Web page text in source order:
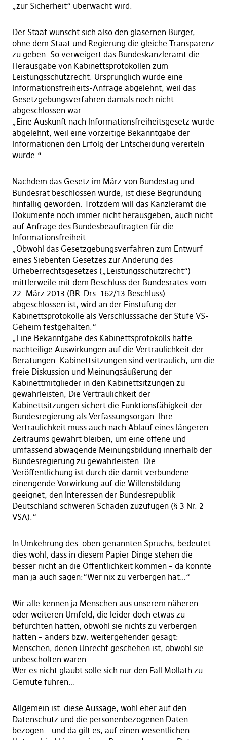
„zur Sicherheit“ überwacht wird.
Der Staat wünscht sich also den gläsernen Bürger,
ohne dem Staat und Regierung die gleiche Transparenz
zu geben. So verweigert das Bundeskanzleramt die
Herausgabe von Kabinettsprotokollen zum
Leistungsschutzrecht. Ursprünglich wurde eine
Informationsfreiheits-Anfrage abgelehnt, weil das
Gesetzgebungsverfahren damals noch nicht
abgeschlossen war.
„Eine Auskunft nach Informationsfreiheitsgesetz wurde
abgelehnt, weil eine vorzeitige Bekanntgabe der
Informationen den Erfolg der Entscheidung vereiteln
würde.“
Nachdem das Gesetz im März von Bundestag und
Bundesrat beschlossen wurde, ist diese Begründung
hinfällig geworden. Trotzdem will das Kanzleramt die
Dokumente noch immer nicht herausgeben, auch nicht
auf Anfrage des Bundesbeauftragten für die
Informationsfreiheit.
„Obwohl das Gesetzgebungsverfahren zum Entwurf
eines Siebenten Gesetzes zur Änderung des
Urheberrechtsgesetzes („Leistungsschutzrecht“)
mittlerweile mit dem Beschluss der Bundesrates vom
22. März 2013 (BR-Drs. 162/13 Beschluss)
abgeschlossen ist, wird an der Einstufung der
Kabinettsprotokolle als Verschlusssache der Stufe VS-
Geheim festgehalten.“
„Eine Bekanntgabe des Kabinettsprotokolls hätte
nachteilige Auswirkungen auf die Vertraulichkeit der
Beratungen. Kabinettsitzungen sind vertraulich, um die
freie Diskussion und Meinungsäußerung der
Kabinettmitglieder in den Kabinettsitzungen zu
gewährleisten, Die Vertraulichkeit der
Kabinettsitzungen sichert die Funktionsfähigkeit der
Bundesregierung als Verfassungsorgan. Ihre
Vertraulichkeit muss auch nach Ablauf eines längeren
Zeitraums gewahrt bleiben, um eine offene und
umfassend abwägende Meinungsbildung innerhalb der
Bundesregierung zu gewährleisten. Die
Veröffentlichung ist durch die damit verbundene
einengende Vorwirkung auf die Willensbildung
geeignet, den Interessen der Bundesrepublik
Deutschland schweren Schaden zuzufügen (§ 3 Nr. 2
VSA).“
In Umkehrung des oben genannten Spruchs, bedeutet
dies wohl, dass in diesem Papier Dinge stehen die
besser nicht an die Öffentlichkeit kommen – da könnte
man ja auch sagen:“Wer nix zu verbergen hat…“
Wir alle kennen ja Menschen aus unserem näheren
oder weiteren Umfeld, die leider doch etwas zu
befürchten hatten, obwohl sie nichts zu verbergen
hatten – anders bzw. weitergehender gesagt:
Menschen, denen Unrecht geschehen ist, obwohl sie
unbescholten waren.
Wer es nicht glaubt solle sich nur den Fall Mollath zu
Gemüte führen…
Allgemein ist diese Aussage, wohl eher auf den
Datenschutz und die personenbezogenen Daten
bezogen – und da gilt es, auf einen wesentlichen